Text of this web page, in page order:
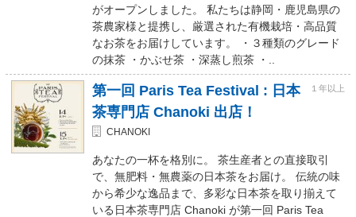
がオープンしました。 私たちは静岡・鹿児島県の
茶農家様と提携し、厳選された有機栽培・高品質
なお茶をお届けしています。 ・３種類のグレード
の抹茶 ・かぶせ茶 ・深蒸し煎茶 ・..
第一回 Paris Tea Festival : 日本
茶専門店 Chanoki 出店！
１年以上
CHANOKI
あなたの一杯を格別に。 茶生産者との直接取引
で、無肥料・無農薬の日本茶をお届け。 伝統の味
から希少な逸品まで、多彩な日本茶を取り揃えて
いる日本茶専門店 Chanoki が第一回 Paris Tea